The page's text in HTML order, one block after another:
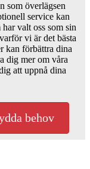
som överlägsen
service kan
valt oss som sin
vi är det bästa
kan förbättra dina
dig mer om våra
att uppnå dina
behov